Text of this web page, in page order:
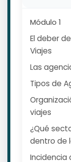
Módulo 1
El deber
Viajes
Las
Tipos de
viajes
¿Qué
dentro de
Incidencia